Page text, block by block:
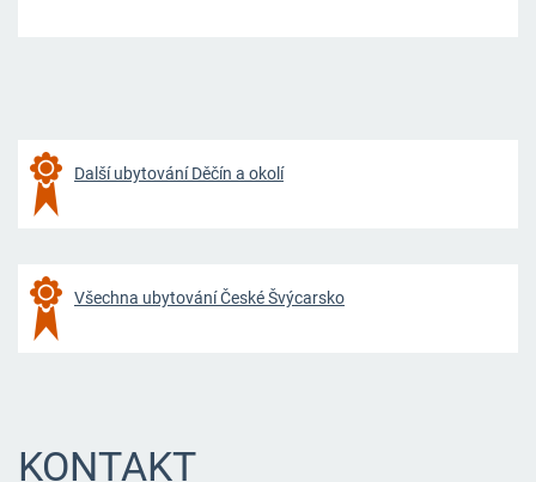
Další ubytování Děčín a okolí
Všechna ubytování České Švýcarsko
KONTAKT